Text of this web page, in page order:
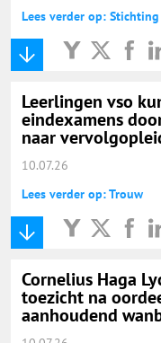
Lees verder op: Stichting
Leerlingen vso
eindexamens
naar
10.07.26
Lees verder op: Trouw
Cornelius Haga
toezicht na
aanhoudend